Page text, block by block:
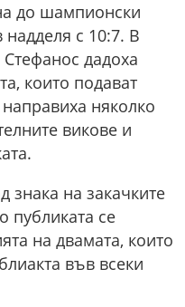
до шампионски
с 10:7. В
дадоха
които подават
няколко
викове и
на закачките
публиката се
на двамата, които
във всеки